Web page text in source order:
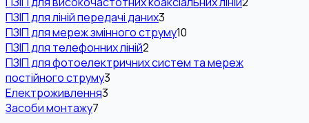
ПЗІП для ліній передачі даних3
ПЗІП для мереж змінного струму10
ПЗІП для телефонних ліній2
ПЗІП для фотоелектричних систем та мереж
постійного струму3
Електроживлення3
Засоби монтажу7